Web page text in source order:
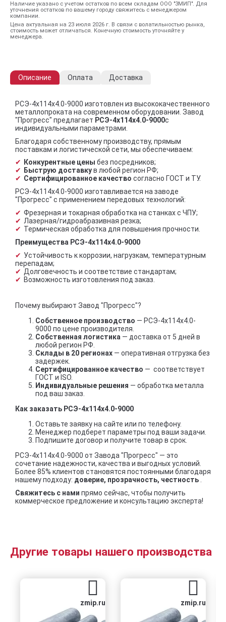
Наличие указано с учетом остатков по всем складам ООО "ЗМИП". Для
уточнения остатков по вашему городу свяжитесь с менеджером
компании.
Цена актуальная на 23 июля 2026 г. В связи с волатильностью рынка,
стоимость может отличаться. Конечную стоимость уточняйте у
менеджера.
Описание Оплата Доставка
РСЭ-4x114x4.0-9000 изготовлен из высококачественного
металлопроката на современном оборудовании. Завод
"Прогресс" предлагает РСЭ-4x114x4.0-9000с
индивидуальными параметрами.
Благодаря собственному производству, прямым
поставкам и логистической сети, мы обеспечиваем:
Конкурентные цены без посредников;
Быструю доставкув любой регион РФ;
Сертифицированное качество согласно ГОСТ и ТУ.
РСЭ-4x114x4.0-9000 изготавливается на заводе
"Прогресс" с применением передовых технологий:
Фрезерная и токарная обработка на станках с ЧПУ;
Лазерная/гидроабразивная резка;
Термическая обработка для повышения прочности.
Преимущества РСЭ-4x114x4.0-9000
Устойчивость к коррозии, нагрузкам, температурным
перепадам;
Долговечность и соответствие стандартам;
Возможность изготовления под заказ.
Почему выбирают Завод "Прогресс"?
Собственное производство — РСЭ-4x114x4.0-
9000 по цене производителя.
Собственная логистика — доставка от 5 дней в
любой регион РФ.
Склады в 20 регионах — оперативная отгрузка без
задержек.
Сертифицированное качество — соответствует
ГОСТ и ISO.
Индивидуальные решения — обработка металла
под ваш заказ.
Как заказать РСЭ-4x114x4.0-9000
Оставьте заявку на сайте или по телефону.
Менеджер подберет параметры под ваши задачи.
Подпишите договор и получите товар в срок.
РСЭ-4x114x4.0-9000 от Завода "Прогресс" — это
сочетание надежности, качества и выгодных условий.
Более 85% клиентов становятся постоянными благодаря
нашему подходу: доверие, прозрачность, честность
Свяжитесь с нами прямо сейчас, чтобы получить
коммерческое предложение и консультацию эксперта!
Другие товары нашего производства
zmip.ru zmip.ru